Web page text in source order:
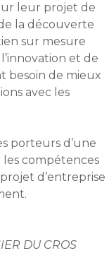
leur projet de
la découverte
sur mesure
et de
besoin de mieux
avec les
porteurs d’une
compétences
d’entreprise
DU CROS